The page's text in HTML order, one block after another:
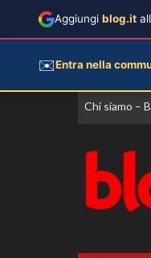
Vai
Chi siamo –
Aggiungi blog.it
✉️Entra nella